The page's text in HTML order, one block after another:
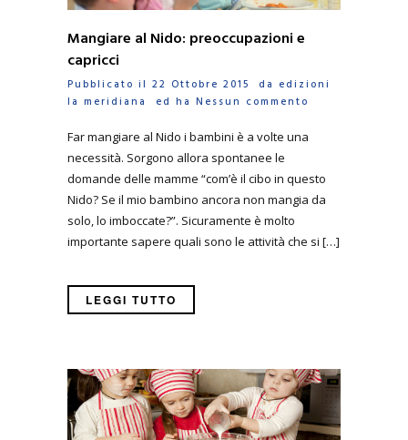
Mangiare al Nido: preoccupazioni e
capricci
Pubblicato il 22 Ottobre 2015 da edizioni
la meridiana
ed ha Nessun commento
Far mangiare al Nido i bambini è a volte una
necessità. Sorgono allora spontanee le
domande delle mamme “com’è il cibo in questo
Nido? Se il mio bambino ancora non mangia da
solo, lo imboccate?”. Sicuramente è molto
importante sapere quali sono le attività che si […]
LEGGI TUTTO